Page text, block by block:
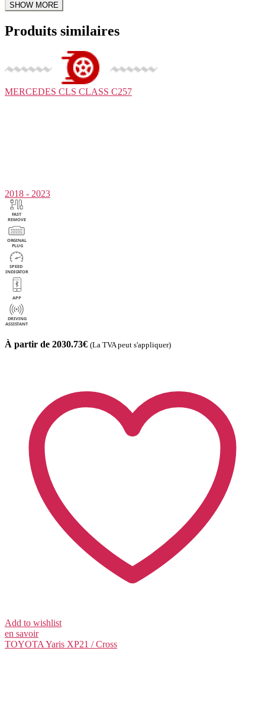
Produits similaires
MERCEDES CLS CLASS C257
2018 - 2023
À partir de 2030.73€ (La TVA peut s'appliquer)
Add to wishlist
en savoir
TOYOTA Yaris XP21 / Cross